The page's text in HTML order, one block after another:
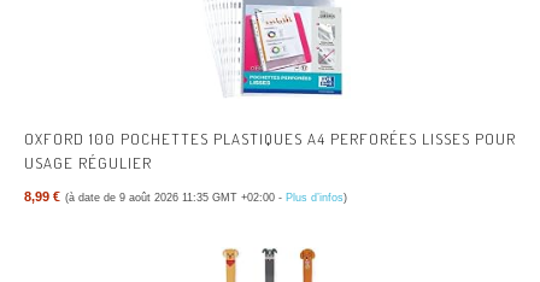
OXFORD 100 POCHETTES PLASTIQUES A4 PERFORÉES LISSES POUR
USAGE RÉGULIER
8,99 € (à date de 9 août 2026 11:35 GMT +02:00 - Plus d’infos)